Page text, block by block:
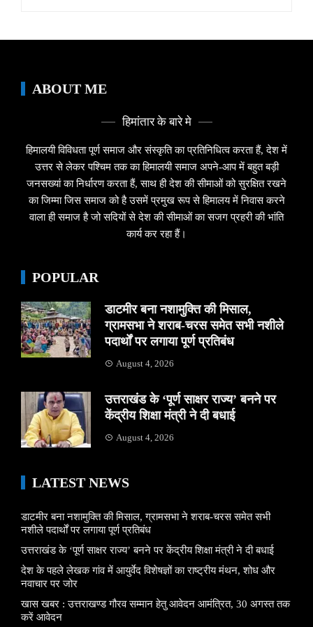
ABOUT ME
हिमांतार के बारे मे
हिमालयी विविधता पूर्ण समाज और संस्कृति का प्रतिनिधित्व करता हैं, देश में
उत्तर से लेकर पश्चिम तक का हिमालयी समाज अपने-आप में बहुत बड़ी
जनसख्यां का निर्धारण करता हैं, साथ ही देश की सीमाओं को सुरक्षित रखने
का जिम्मा जिस समाज को है उसमें प्रमुख रूप से हिमालय में निवास करने
वाला ही समाज है जो सदियों से देश की सीमाओं का सजग प्रहरी की भांति
कार्य कर रहा हैं।
POPULAR
डाटमीर बना नशामुक्ति की मिसाल,
ग्रामसभा ने शराब-चरस समेत सभी नशीले
पदार्थों पर लगाया पूर्ण प्रतिबंध
August 4, 2026
उत्तराखंड के ‘पूर्ण साक्षर राज्य’ बनने पर
केंद्रीय शिक्षा मंत्री ने दी बधाई
August 4, 2026
LATEST NEWS
डाटमीर बना नशामुक्ति की मिसाल, ग्रामसभा ने शराब-चरस समेत सभी
नशीले पदार्थों पर लगाया पूर्ण प्रतिबंध
उत्तराखंड के ‘पूर्ण साक्षर राज्य’ बनने पर केंद्रीय शिक्षा मंत्री ने दी बधाई
देश के पहले लेखक गांव में आयुर्वेद विशेषज्ञों का राष्ट्रीय मंथन, शोध और
नवाचार पर जोर
खास खबर : उत्तराखण्ड गौरव सम्मान हेतु आवेदन आमंत्रित, 30 अगस्त तक
करें आवेदन